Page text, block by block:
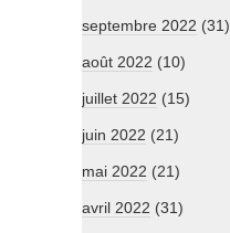
septembre 2022 (31)
août 2022 (10)
juillet 2022 (15)
juin 2022 (21)
mai 2022 (21)
avril 2022 (31)